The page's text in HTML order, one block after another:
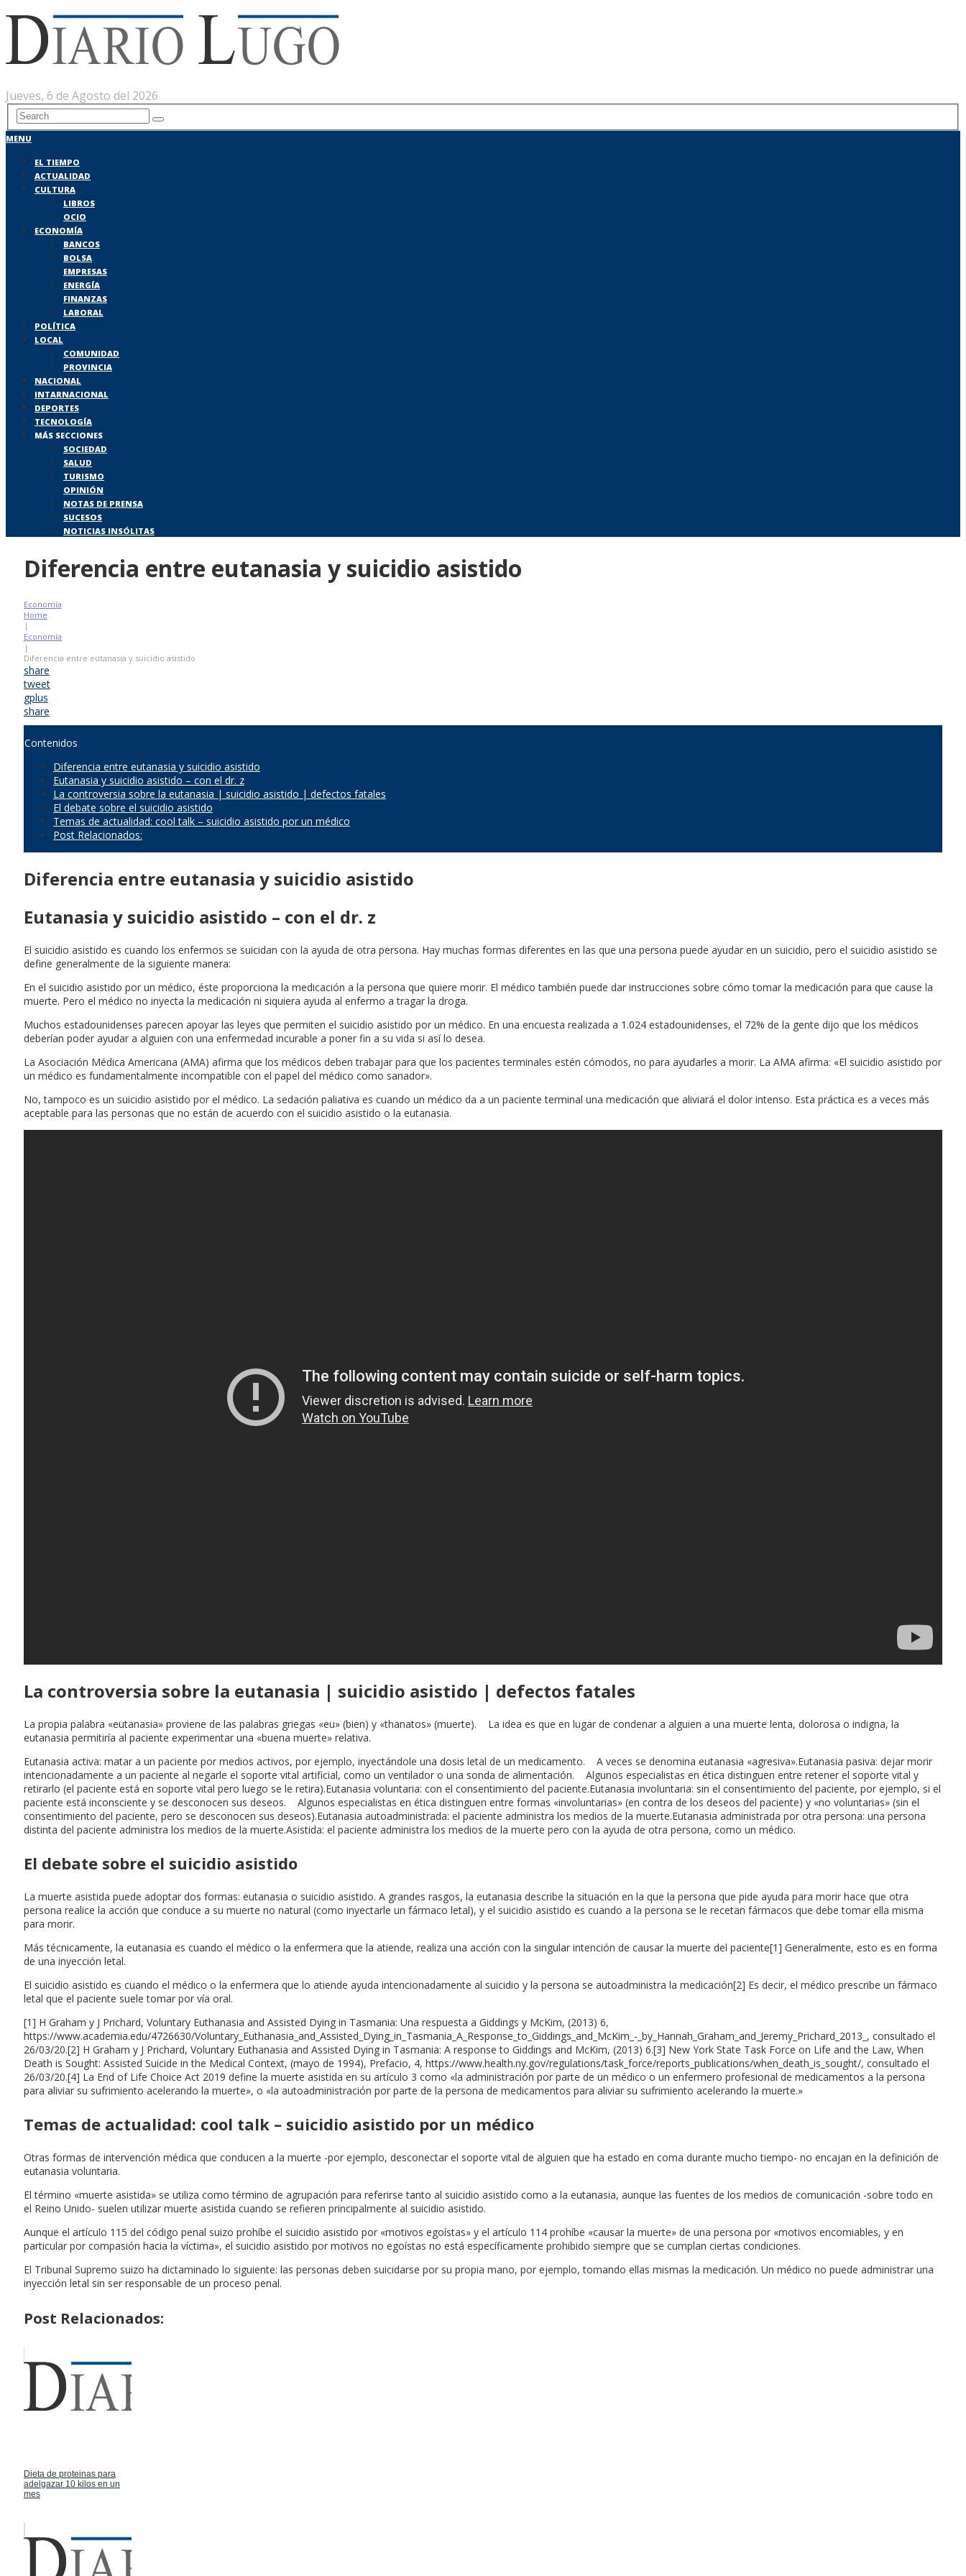
Jueves, 6 de Agosto del 2026
MENU
EL TIEMPO
ACTUALIDAD
CULTURA
LIBROS
OCIO
ECONOMÍA
BANCOS
BOLSA
EMPRESAS
ENERGÍA
FINANZAS
LABORAL
POLÍTICA
LOCAL
COMUNIDAD
PROVINCIA
NACIONAL
INTARNACIONAL
DEPORTES
TECNOLOGÍA
MÁS SECCIONES
SOCIEDAD
SALUD
TURISMO
OPINIÓN
NOTAS DE PRENSA
SUCESOS
NOTICIAS INSÓLITAS
Diferencia entre eutanasia y suicidio asistido
Economía
Home
|
Economía
|
Diferencia entre eutanasia y suicidio asistido
share
tweet
gplus
share
Contenidos
Diferencia entre eutanasia y suicidio asistido
Eutanasia y suicidio asistido – con el dr. z
La controversia sobre la eutanasia | suicidio asistido | defectos fatales
El debate sobre el suicidio asistido
Temas de actualidad: cool talk – suicidio asistido por un médico
Post Relacionados:
Diferencia entre eutanasia y suicidio asistido
Eutanasia y suicidio asistido – con el dr. z
El suicidio asistido es cuando los enfermos se suicidan con la ayuda de otra persona. Hay muchas formas diferentes en las que una persona puede ayudar en un suicidio, pero el suicidio asistido se
define generalmente de la siguiente manera:
En el suicidio asistido por un médico, éste proporciona la medicación a la persona que quiere morir. El médico también puede dar instrucciones sobre cómo tomar la medicación para que cause la
muerte. Pero el médico no inyecta la medicación ni siquiera ayuda al enfermo a tragar la droga.
Muchos estadounidenses parecen apoyar las leyes que permiten el suicidio asistido por un médico. En una encuesta realizada a 1.024 estadounidenses, el 72% de la gente dijo que los médicos
deberían poder ayudar a alguien con una enfermedad incurable a poner fin a su vida si así lo desea.
La Asociación Médica Americana (AMA) afirma que los médicos deben trabajar para que los pacientes terminales estén cómodos, no para ayudarles a morir. La AMA afirma: «El suicidio asistido por
un médico es fundamentalmente incompatible con el papel del médico como sanador».
No, tampoco es un suicidio asistido por el médico. La sedación paliativa es cuando un médico da a un paciente terminal una medicación que aliviará el dolor intenso. Esta práctica es a veces más
aceptable para las personas que no están de acuerdo con el suicidio asistido o la eutanasia.
La controversia sobre la eutanasia | suicidio asistido | defectos fatales
La propia palabra «eutanasia» proviene de las palabras griegas «eu» (bien) y «thanatos» (muerte). La idea es que en lugar de condenar a alguien a una muerte lenta, dolorosa o indigna, la
eutanasia permitiría al paciente experimentar una «buena muerte» relativa.
Eutanasia activa: matar a un paciente por medios activos, por ejemplo, inyectándole una dosis letal de un medicamento. A veces se denomina eutanasia «agresiva».Eutanasia pasiva: dejar morir
intencionadamente a un paciente al negarle el soporte vital artificial, como un ventilador o una sonda de alimentación. Algunos especialistas en ética distinguen entre retener el soporte vital y
retirarlo (el paciente está en soporte vital pero luego se le retira).Eutanasia voluntaria: con el consentimiento del paciente.Eutanasia involuntaria: sin el consentimiento del paciente, por ejemplo, si el
paciente está inconsciente y se desconocen sus deseos. Algunos especialistas en ética distinguen entre formas «involuntarias» (en contra de los deseos del paciente) y «no voluntarias» (sin el
consentimiento del paciente, pero se desconocen sus deseos).Eutanasia autoadministrada: el paciente administra los medios de la muerte.Eutanasia administrada por otra persona: una persona
distinta del paciente administra los medios de la muerte.Asistida: el paciente administra los medios de la muerte pero con la ayuda de otra persona, como un médico.
El debate sobre el suicidio asistido
La muerte asistida puede adoptar dos formas: eutanasia o suicidio asistido. A grandes rasgos, la eutanasia describe la situación en la que la persona que pide ayuda para morir hace que otra
persona realice la acción que conduce a su muerte no natural (como inyectarle un fármaco letal), y el suicidio asistido es cuando a la persona se le recetan fármacos que debe tomar ella misma
para morir.
Más técnicamente, la eutanasia es cuando el médico o la enfermera que la atiende, realiza una acción con la singular intención de causar la muerte del paciente[1] Generalmente, esto es en forma
de una inyección letal.
El suicidio asistido es cuando el médico o la enfermera que lo atiende ayuda intencionadamente al suicidio y la persona se autoadministra la medicación[2] Es decir, el médico prescribe un fármaco
letal que el paciente suele tomar por vía oral.
[1] H Graham y J Prichard, Voluntary Euthanasia and Assisted Dying in Tasmania: Una respuesta a Giddings y McKim, (2013) 6,
https://www.academia.edu/4726630/Voluntary_Euthanasia_and_Assisted_Dying_in_Tasmania_A_Response_to_Giddings_and_McKim_-_by_Hannah_Graham_and_Jeremy_Prichard_2013_, consultado el
26/03/20.[2] H Graham y J Prichard, Voluntary Euthanasia and Assisted Dying in Tasmania: A response to Giddings and McKim, (2013) 6.[3] New York State Task Force on Life and the Law, When
Death is Sought: Assisted Suicide in the Medical Context, (mayo de 1994), Prefacio, 4, https://www.health.ny.gov/regulations/task_force/reports_publications/when_death_is_sought/, consultado el
26/03/20.[4] La End of Life Choice Act 2019 define la muerte asistida en su artículo 3 como «la administración por parte de un médico o un enfermero profesional de medicamentos a la persona
para aliviar su sufrimiento acelerando la muerte», o «la autoadministración por parte de la persona de medicamentos para aliviar su sufrimiento acelerando la muerte.»
Temas de actualidad: cool talk – suicidio asistido por un médico
Otras formas de intervención médica que conducen a la muerte -por ejemplo, desconectar el soporte vital de alguien que ha estado en coma durante mucho tiempo- no encajan en la definición de
eutanasia voluntaria.
El término «muerte asistida» se utiliza como término de agrupación para referirse tanto al suicidio asistido como a la eutanasia, aunque las fuentes de los medios de comunicación -sobre todo en
el Reino Unido- suelen utilizar muerte asistida cuando se refieren principalmente al suicidio asistido.
Aunque el artículo 115 del código penal suizo prohíbe el suicidio asistido por «motivos egoístas» y el artículo 114 prohíbe «causar la muerte» de una persona por «motivos encomiables, y en
particular por compasión hacia la víctima», el suicidio asistido por motivos no egoístas no está específicamente prohibido siempre que se cumplan ciertas condiciones.
El Tribunal Supremo suizo ha dictaminado lo siguiente: las personas deben suicidarse por su propia mano, por ejemplo, tomando ellas mismas la medicación. Un médico no puede administrar una
inyección letal sin ser responsable de un proceso penal.
Post Relacionados:
Dieta de proteinas para
adelgazar 10 kilos en un
mes